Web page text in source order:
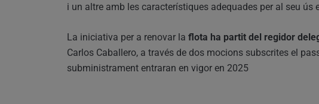
i un altre amb les característiques adequades per al seu ús
La iniciativa per a renovar la flota ha partit del regidor
Carlos Caballero, a través de dos mocions subscrites el
subministrament entraran en vigor en 2025